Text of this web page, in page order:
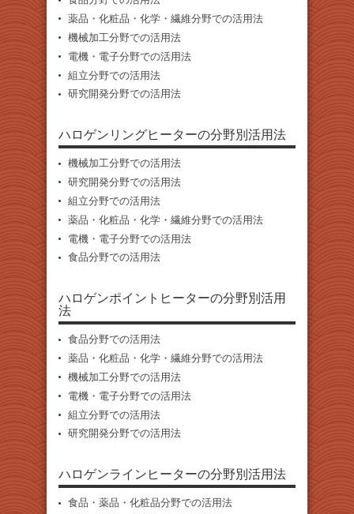
薬品・化粧品・化学・繊維分野での活用法
機械加工分野での活用法
電機・電子分野での活用法
組立分野での活用法
研究開発分野での活用法
ハロゲンリングヒーターの分野別活用法
機械加工分野での活用法
研究開発分野での活用法
組立分野での活用法
薬品・化粧品・化学・繊維分野での活用法
電機・電子分野での活用法
食品分野での活用法
ハロゲンポイントヒーターの分野別活用
法
食品分野での活用法
薬品・化粧品・化学・繊維分野での活用法
機械加工分野での活用法
電機・電子分野での活用法
組立分野での活用法
研究開発分野での活用法
ハロゲンラインヒーターの分野別活用法
食品・薬品・化粧品分野での活用法